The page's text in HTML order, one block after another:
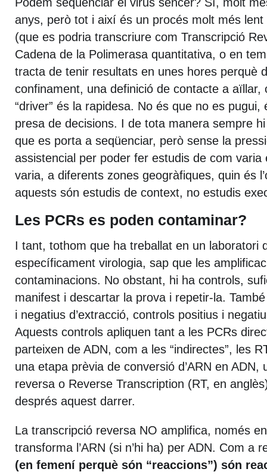
anys, però tot i així és un procés molt més lent
(que es podria transcriure com Transcripció
Cadena de la Polimerasa quantitativa, o en
tracta de tenir resultats en unes hores perquè
confinament, una definició de contacte a aïllar,
“driver” és la rapidesa. No és que no es pugui,
presa de decisions. I de tota manera sempre
que es porta a seqüenciar, però sense la
assistencial per poder fer estudis de com varia
varia, a diferents zones geogràfiques, quin és
aquests són estudis de context, no estudis
Les PCRs es poden contaminar?
I tant, tothom que ha treballat en un laboratori
específicament virologia, sap que les
contaminacions. No obstant, hi ha controls,
manifest i descartar la prova i repetir-la.
i negatius d’extracció, controls positius i
Aquests controls apliquen tant a les PCRs
parteixen de ADN, com a les “indirectes”, les
una etapa prèvia de conversió d’ARN en ADN,
reversa o Reverse Transcription (RT, en
després aquest darrer.
La transcripció reversa NO amplifica, només
transforma l’ARN (si n’hi ha) per ADN. Com a
(en femení perquè són “reaccions”) són